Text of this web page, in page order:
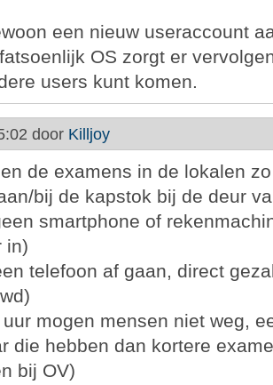
een nieuw useraccount
OS zorgt er
users kunt komen.
door Killjoy
de examens in de lokalen
bij de kapstok bij de deur
smartphone of
in)
telefoon af gaan, direct
mogen mensen niet weg,
die hebben dan kortere
bij OV)